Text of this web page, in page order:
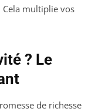
multiplie vos
? Le
de richesse